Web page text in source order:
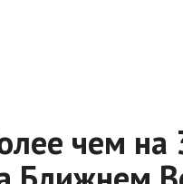
чем на